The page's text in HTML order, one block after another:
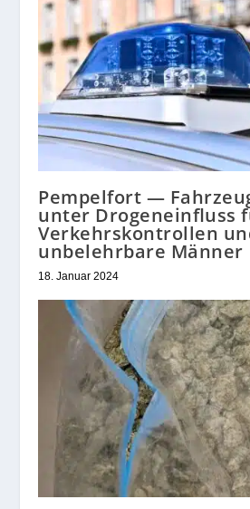
Pempelfort —
unter Drogeneinfluss
Verkehrskontrollen
unbelehrbare Männer
18. Januar 2024